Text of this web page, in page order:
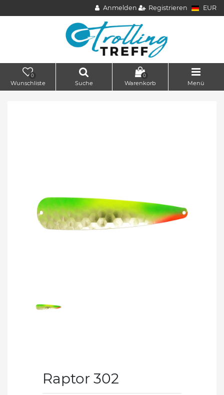
Anmelden Registrieren EUR
0
Wunschliste Suche
0
Warenkorb Menü
Raptor 302